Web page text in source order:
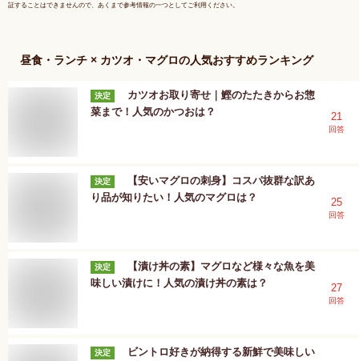
証することはできませんので、あくまで参考情報の一つとしてご利用ください。
昼食・ランチ × カツオ・マグロの人気おすすめランキング
決定
カツオお取り寄せ｜鰹のたたきからお惣
菜まで！人気のかつおは？
21
回答
決定
【安いマグロの刺身】コスパ抜群な訳あ
り品が知りたい！人気のマグロは？
25
回答
決定
【漬け丼の素】マグロなど様々な魚を美
味しい漬けに！人気の漬け丼の素は？
27
回答
決定
ビントロ好きが納得する新鮮で美味しい